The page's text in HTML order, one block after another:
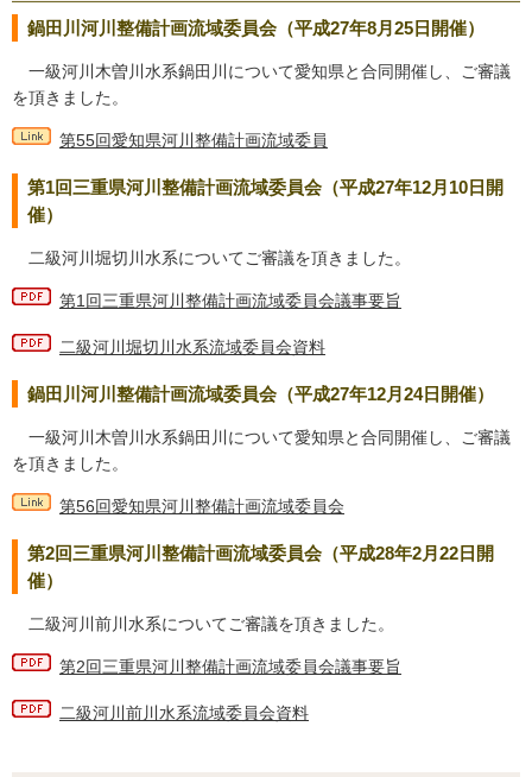
鍋田川河川整備計画流域委員会（平成27年8月25日開催）
一級河川木曽川水系鍋田川について愛知県と合同開催し、ご審議
を頂きました。
第55回愛知県河川整備計画流域委員
第1回三重県河川整備計画流域委員会（平成27年12月10日開
催）
二級河川堀切川水系についてご審議を頂きました。
第1回三重県河川整備計画流域委員会議事要旨
二級河川堀切川水系流域委員会資料
鍋田川河川整備計画流域委員会（平成27年12月24日開催）
一級河川木曽川水系鍋田川について愛知県と合同開催し、ご審議
を頂きました。
第56回愛知県河川整備計画流域委員会
第2回三重県河川整備計画流域委員会（平成28年2月22日開
催）
二級河川前川水系についてご審議を頂きました。
第2回三重県河川整備計画流域委員会議事要旨
二級河川前川水系流域委員会資料